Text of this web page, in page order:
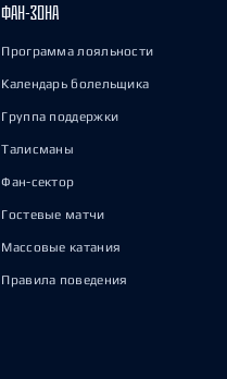
ФАН-ЗОНА
Программа лояльности
Календарь болельщика
Группа поддержки
Талисманы
Фан-сектор
Гостевые матчи
Массовые катания
Правила поведения